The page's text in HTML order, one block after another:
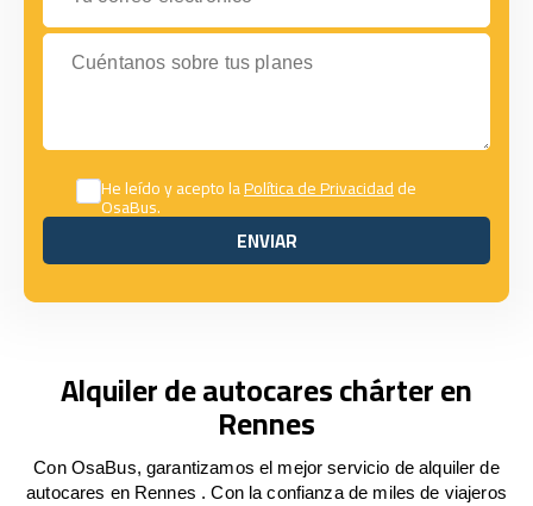
Cuéntanos sobre tus planes
He leído y acepto laPolítica de Privacidadde
OsaBus.
ENVIAR
ENVIAR
Alquiler de autocares chárter en
Rennes
Con OsaBus, garantizamos el mejor servicio de alquiler de
autocares en Rennes . Con la confianza de miles de viajeros